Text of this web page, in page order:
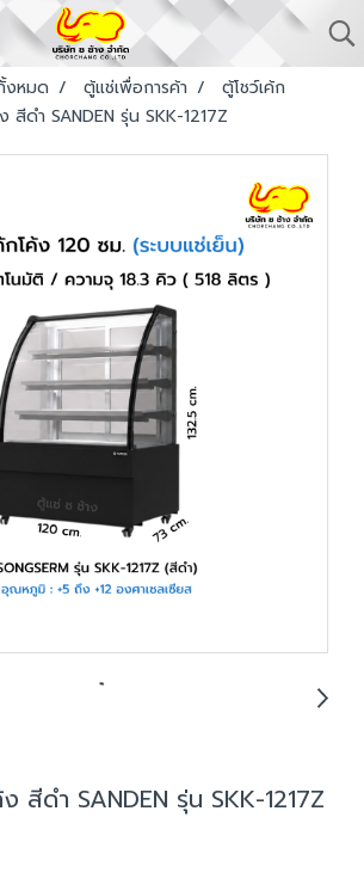
งหมด ตู้แช่เพื่อการค้า
ตู้โชว์เค้ก
สีดำ SANDEN รุ่น SKK-1217Z
สีดำ SANDEN รุ่น SKK-1217Z